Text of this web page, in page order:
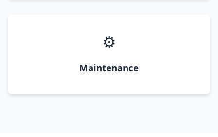
⚙️
Maintenance